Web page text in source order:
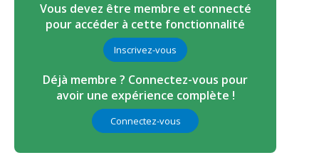
Vous devez être membre et connecté
pour accéder à cette fonctionnalité
Inscrivez-vous
Déjà membre ? Connectez-vous pour
avoir une expérience complète !
Connectez-vous